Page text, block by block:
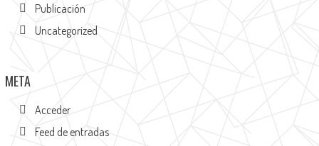
Publicación
Uncategorized
META
Acceder
Feed de entradas